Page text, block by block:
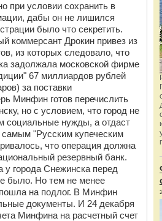
при условии сохранить в
дабы он не лишился
было что секретить.
коммерсант Дрокин привез из
из которых следовало, что
задолжала московской фирме
67 миллиардов рублей
за поставки
Минфин готов перечислить
но с условием, что город не
социальные нужды, а отдаст
самым "Русским купеческим
что операция должна
резервный банк.
у города Снежинска перед
было. Но тем не менее
на подлог. В Минфин
документы. И 24 декабря
Минфина на расчетный счет